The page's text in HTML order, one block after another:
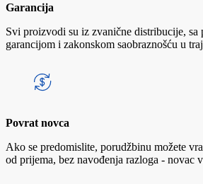
Garancija
Svi proizvodi su iz zvanične distribucije, sa
garancijom i zakonskom saobraznošću u
Povrat novca
Ako se predomislite, porudžbinu možete
od prijema, bez navođenja razloga - novac